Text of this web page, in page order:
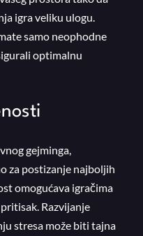
igra veliku ulogu.
samo neophodne
optimalnu
gejminga,
za postizanje najboljih
omogućava igračima
Razvijanje
stresa može biti tajna